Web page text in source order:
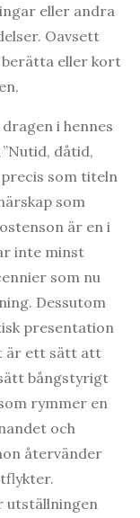
eller andra
Oavsett
eller kort
i hennes
dåtid,
som titeln
som
är en i
inte minst
som nu
Dessutom
presentation
är ett sätt att
bångstyrigt
rymmer en
och
återvänder
utställningen